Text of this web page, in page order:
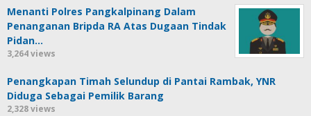
Menanti Polres Pangkalpinang Dalam
Penanganan Bripda RA Atas Dugaan Tindak
Pidan…
3,264 views
Penangkapan Timah Selundup di Pantai Rambak, YNR
Diduga Sebagai Pemilik Barang
2,328 views